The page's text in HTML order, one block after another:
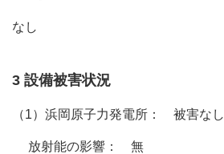
なし
3 設備被害状況
（1）浜岡原子力発電所： 被害なし
放射能の影響： 無